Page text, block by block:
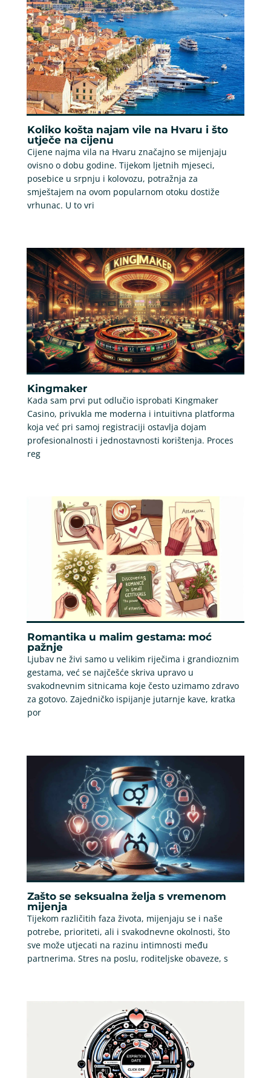
Koliko košta najam vile na Hvaru i što
utječe na cijenu
Cijene najma vila na Hvaru značajno se mijenjaju
ovisno o dobu godine. Tijekom ljetnih mjeseci,
posebice u srpnju i kolovozu, potražnja za
smještajem na ovom popularnom otoku dostiže
vrhunac. U to vri
Kingmaker
Kada sam prvi put odlučio isprobati Kingmaker
Casino, privukla me moderna i intuitivna platforma
koja već pri samoj registraciji ostavlja dojam
profesionalnosti i jednostavnosti korištenja. Proces
reg
Romantika u malim gestama: moć
pažnje
Ljubav ne živi samo u velikim riječima i grandioznim
gestama, već se najčešće skriva upravo u
svakodnevnim sitnicama koje često uzimamo zdravo
za gotovo. Zajedničko ispijanje jutarnje kave, kratka
por
Zašto se seksualna želja s vremenom
mijenja
Tijekom različitih faza života, mijenjaju se i naše
potrebe, prioriteti, ali i svakodnevne okolnosti, što
sve može utjecati na razinu intimnosti među
partnerima. Stres na poslu, roditeljske obaveze, s